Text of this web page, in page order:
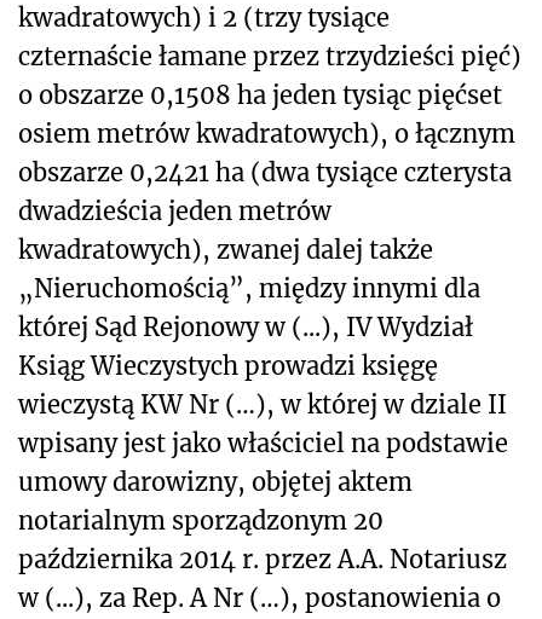
kwadratowych) i 2 (trzy tysiące
czternaście łamane przez trzydzieści pięć)
o obszarze 0,1508 ha jeden tysiąc pięćset
osiem metrów kwadratowych), o łącznym
obszarze 0,2421 ha (dwa tysiące czterysta
dwadzieścia jeden metrów
kwadratowych), zwanej dalej także
„Nieruchomością”, między innymi dla
której Sąd Rejonowy w (...), IV Wydział
Ksiąg Wieczystych prowadzi księgę
wieczystą KW Nr (…), w której w dziale II
wpisany jest jako właściciel na podstawie
umowy darowizny, objętej aktem
notarialnym sporządzonym 20
października 2014 r. przez A.A. Notariusz
w (...), za Rep. A Nr (…), postanowienia o